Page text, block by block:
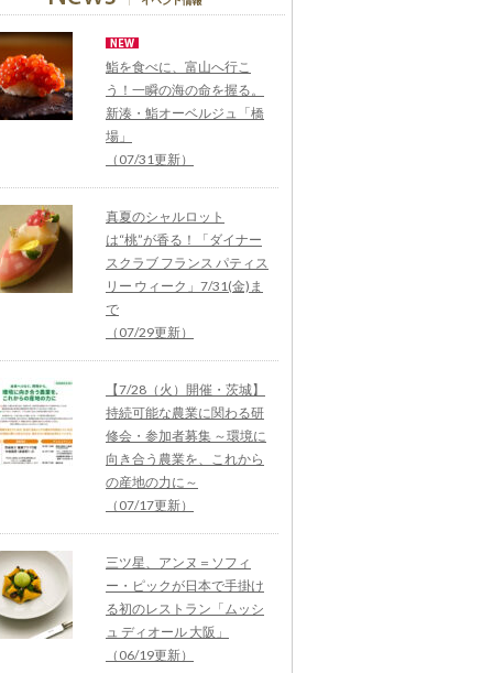
鮨を食べに、富山へ行こ
う！一瞬の海の命を握る。
新湊・鮨オーベルジュ「橋
場」
（07/31更新）
真夏のシャルロット
は“桃”が香る！「ダイナー
スクラブ フランス パティス
リー ウィーク」7/31(金)ま
で
（07/29更新）
【7/28（火）開催・茨城】
持続可能な農業に関わる研
修会・参加者募集 ～環境に
向き合う農業を、これから
の産地の力に～
（07/17更新）
三ツ星、アンヌ＝ソフィ
ー・ピックが日本で手掛け
る初のレストラン「ムッシ
ュ ディオール 大阪」
（06/19更新）